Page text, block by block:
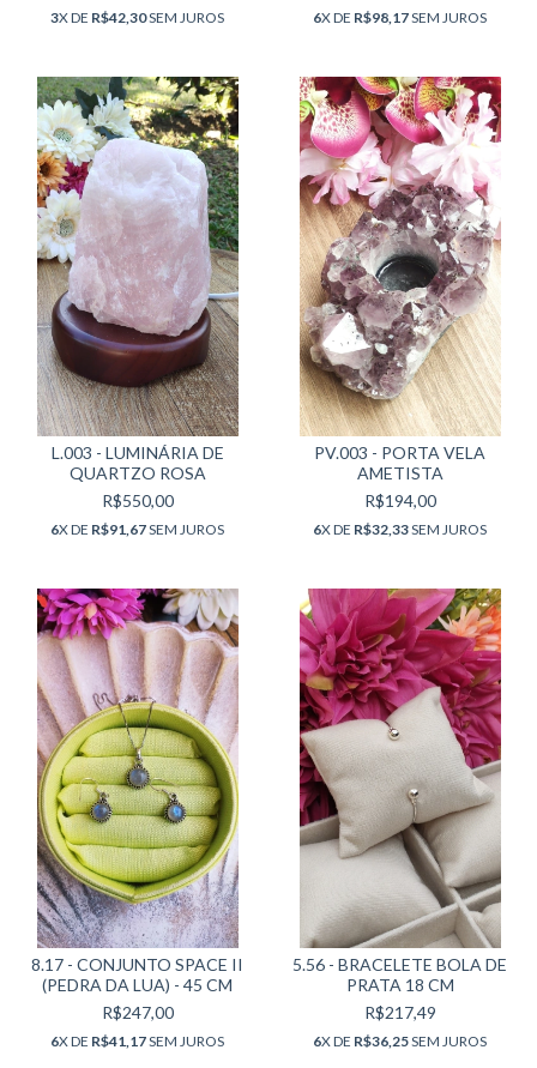
3X DE R$42,30SEM JUROS 6X DE R$98,17SEM JUROS
L.003 - LUMINÁRIA DE
QUARTZO ROSA
R$550,00
6X DE R$91,67SEM JUROS
PV.003 - PORTA VELA
AMETISTA
R$194,00
6X DE R$32,33SEM JUROS
8.17 - CONJUNTO SPACE II
(PEDRA DA LUA) - 45 CM
R$247,00
6X DE R$41,17SEM JUROS
5.56 - BRACELETE BOLA DE
PRATA 18 CM
R$217,49
6X DE R$36,25SEM JUROS